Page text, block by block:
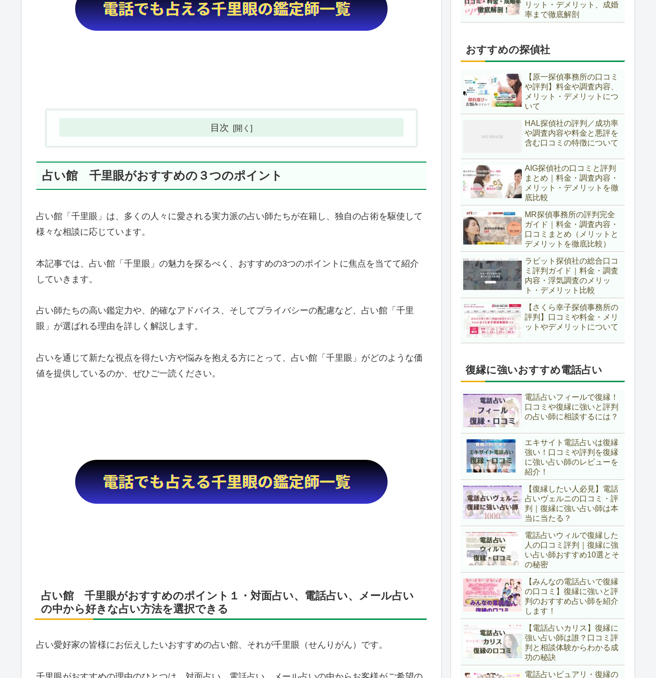
目次
占い館 千里眼がおすすめの３つのポイント
占い館「千里眼」は、多くの人々に愛される実力派の占い師たちが在籍し、独自の占術を駆使して
様々な相談に応じています。
本記事では、占い館「千里眼」の魅力を探るべく、おすすめの3つのポイントに焦点を当てて紹介
していきます。
占い師たちの高い鑑定力や、的確なアドバイス、そしてプライバシーの配慮など、占い館「千里
眼」が選ばれる理由を詳しく解説します。
占いを通じて新たな視点を得たい方や悩みを抱える方にとって、占い館「千里眼」がどのような価
値を提供しているのか、ぜひご一読ください。
占い館 千里眼がおすすめのポイント１・対面占い、電話占い、メール占い
の中から好きな占い方法を選択できる
占い愛好家の皆様にお伝えしたいおすすめの占い館、それが千里眼（せんりがん）です。
リット・デメリット、成婚
率まで徹底解剖
おすすめの探偵社
【原一探偵事務所の口コミ
や評判】料金や調査内容、
メリット・デメリットにつ
いて
HAL探偵社の評判／成功率
や調査内容や料金と悪評を
含む口コミの特徴について
AIG探偵社の口コミと評判
まとめ｜料金・調査内容・
メリット・デメリットを徹
底比較
MR探偵事務所の評判完全
ガイド｜料金・調査内容・
口コミまとめ（メリットと
デメリットを徹底比較）
ラビット探偵社の総合口コ
ミ評判ガイド｜料金・調査
内容・浮気調査のメリッ
ト・デメリット比較
【さくら幸子探偵事務所の
評判】口コミや料金・メリ
ットやデメリットについて
復縁に強いおすすめ電話占い
電話占いフィールで復縁！
口コミや復縁に強いと評判
の占い師に相談するには？
エキサイト電話占いは復縁
強い！口コミや評判を復縁
に強い占い師のレビューを
紹介！
【復縁したい人必見】電話
占いヴェルニの口コミ・評
判｜復縁に強い占い師は本
当に当たる？
電話占いウィルで復縁した
人の口コミ評判｜復縁に強
い占い師おすすめ10選とそ
の秘密
【みんなの電話占いで復縁
の口コミ】復縁に強いと評
判のおすすめ占い師を紹介
します！
【電話占いカリス】復縁に
強い占い師は誰？口コミ評
判と相談体験からわかる成
功の秘訣
電話占いピュアリ・復縁の